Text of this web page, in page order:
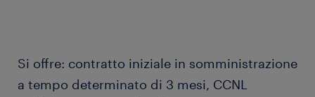
Si offre: contratto iniziale in somministrazione
a tempo determinato di 3 mesi, CCNL